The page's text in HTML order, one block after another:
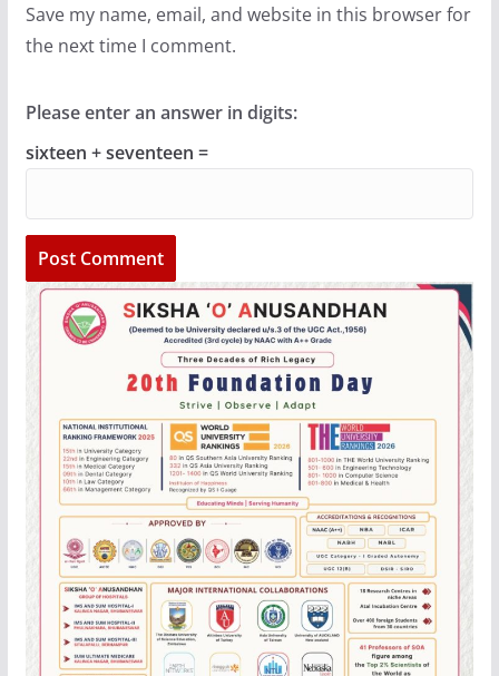
Save my name, email, and website in this browser for
the next time I comment.
Please enter an answer in digits:
sixteen + seventeen =